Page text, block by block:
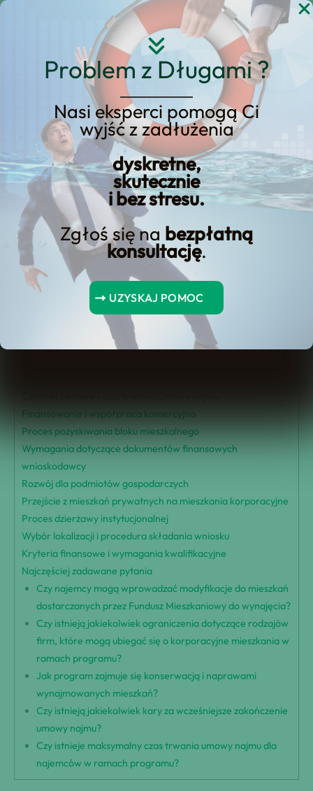
Problem z Długami ?
Nasi eksperci pomogą Ci
wyjść z zadłużenia
dyskretne,
skutecznie
i bez stresu.
Zgłoś się na bezpłatną
konsultację.
UZYSKAJ POMOC
Przejdź
Fundusz Mieszkaniowy
Banku Gospodarstwa
Krajowego został
ujawniony
Spis Treści
Wnioski kluczowe
Aktywacja rynku wynajmu
Finansowanie i współpraca komercyjna
Proces pozyskiwania bloku mieszkalnego
Wymagania dotyczące dokumentów finansowych
wnioskodawcy
Rozwój dla podmiotów gospodarczych
Przejście z mieszkań prywatnych na mieszkania korporacyjne
Proces dzierżawy instytucjonalnej
Wybór lokalizacji i procedura składania wniosku
Kryteria finansowe i wymagania kwalifikacyjne
Najczęściej zadawane pytania
Czy najemcy mogą wprowadzać modyfikacje do mieszkań
dostarczanych przez Fundusz Mieszkaniowy do wynajęcia?
Czy istnieją jakiekolwiek ograniczenia dotyczące rodzajów
firm, które mogą ubiegać się o korporacyjne mieszkania w
ramach programu?
Jak program zajmuje się konserwacją i naprawami
wynajmowanych mieszkań?
Czy istnieją jakiekolwiek kary za wcześniejsze zakończenie
umowy najmu?
Czy istnieje maksymalny czas trwania umowy najmu dla
najemców w ramach programu?